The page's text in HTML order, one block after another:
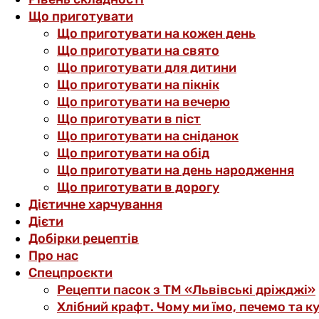
Що приготувати
Що приготувати на кожен день
Що приготувати на свято
Що приготувати для дитини
Що приготувати на пікнік
Що приготувати на вечерю
Що приготувати в піст
Що приготувати на сніданок
Що приготувати на обід
Що приготувати на день народження
Що приготувати в дорогу
Дієтичне харчування
Дієти
Добірки рецептів
Про нас
Спецпроєкти
Рецепти пасок з ТМ «Львівські дріжджі»
Хлібний крафт. Чому ми їмо, печемо та